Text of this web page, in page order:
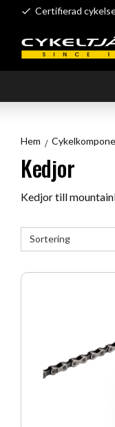
Certifierad
Hem
Kedjor
Kedjor till
Välj sortering